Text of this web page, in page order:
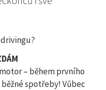
– během prvního
spotřeby! Vůbec